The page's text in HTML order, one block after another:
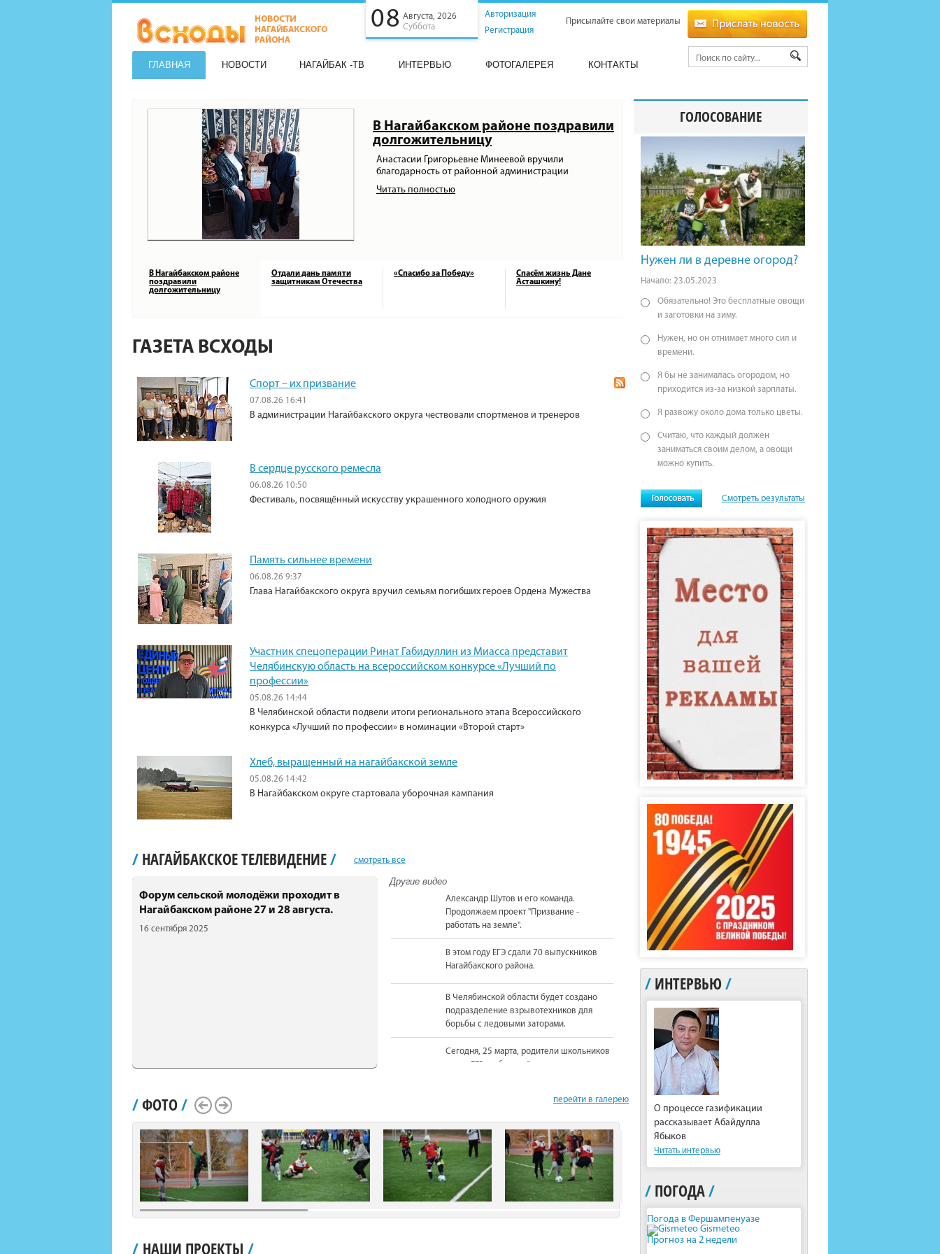
08 Августа, 2026
Суббота
Авторизация
Регистрация
Присылайте свои материалы
ГЛАВНАЯ НОВОСТИ НАГАЙБАК -ТВ ИНТЕРВЬЮ ФОТОГАЛЕРЕЯ КОНТАКТЫ
В Нагайбакском районе поздравили
долгожительницу
Анастасии Григорьевне Минеевой вручили
благодарность от районной администрации
Читать полностью
В Нагайбакском районе
поздравили
долгожительницу
Отдали дань памяти
защитникам Отечества
«Спасибо за Победу»
Спасём жизнь Дане
Асташкину!
ГАЗЕТА ВСХОДЫ
Спорт – их призвание
07.08.26 16:41
В администрации Нагайбакского округа чествовали спортменов и тренеров
В сердце русского ремесла
06.08.26 10:50
Фестиваль, посвящённый искусству украшенного холодного оружия
Память сильнее времени
06.08.26 9:37
Глава Нагайбакского округа вручил семьям погибших героев Ордена Мужества
Участник спецоперации Ринат Габидуллин из Миасса представит
Челябинскую область на всероссийском конкурсе «Лучший по
профессии»
05.08.26 14:44
В Челябинской области подвели итоги регионального этапа Всероссийского
конкурса «Лучший по профессии» в номинации «Второй старт»
Хлеб, выращенный на нагайбакской земле
05.08.26 14:42
В Нагайбакском округе стартовала уборочная кампания
/ НАГАЙБАКСКОЕ ТЕЛЕВИДЕНИЕ/ смотреть все
Форум сельской молодёжи проходит в
Нагайбакском районе 27 и 28 августа.
16 сентября 2025
Другие видео
Александр Шутов и его команда.
Продолжаем проект "Призвание -
работать на земле".
В этом году ЕГЭ сдали 70 выпускников
Нагайбакского района.
В Челябинской области будет создано
подразделение взрывотехников для
борьбы с ледовыми заторами.
Сегодня, 25 марта, родители школьников
сдали ЕГЭ по базовой математике.
На должность Уполномоченного по
вновь назначена Юлия Сударенко
Юные читатели приняли участие в
чемпионате по чтению вслух.
В Нагайбакском районе установлен
/ФОТО/ перейти в галерею
Scroll LeftScroll Right
/ НАШИ ПРОЕКТЫ /
ГОЛОСОВАНИЕ
Нужен ли в деревне огород?
Начало: 23.05.2023
Обязательно! Это бесплатные овощи
и заготовки на зиму.
Нужен, но он отнимает много сил и
времени.
Я бы не занималась огородом, но
приходится из-за низкой зарплаты.
Я развожу около дома только цветы.
Считаю, что каждый должен
заниматься своим делом, а овощи
можно купить.
Смотреть результаты
/ ИНТЕРВЬЮ /
О процессе газификации
рассказывает Абайдулла
Ябыков
Читать интервью
/ ПОГОДА/
Погода в Фершампенуазе
Gismeteo
Прогноз на 2 недели